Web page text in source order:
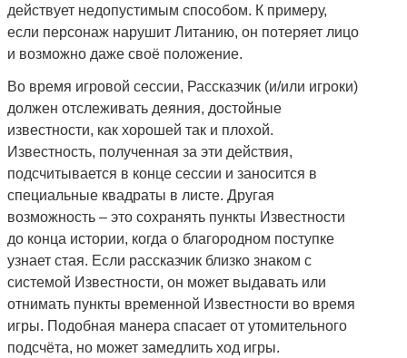
действует недопустимым способом. К примеру,
если персонаж нарушит Литанию, он потеряет лицо
и возможно даже своё положение.
Во время игровой сессии, Рассказчик (и/или игроки)
должен отслеживать деяния, достойные
известности, как хорошей так и плохой.
Известность, полученная за эти действия,
подсчитывается в конце сессии и заносится в
специальные квадраты в листе. Другая
возможность – это сохранять пункты Известности
до конца истории, когда о благородном поступке
узнает стая. Если рассказчик близко знаком с
системой Известности, он может выдавать или
отнимать пункты временной Известности во время
игры. Подобная манера спасает от утомительного
подсчёта, но может замедлить ход игры.